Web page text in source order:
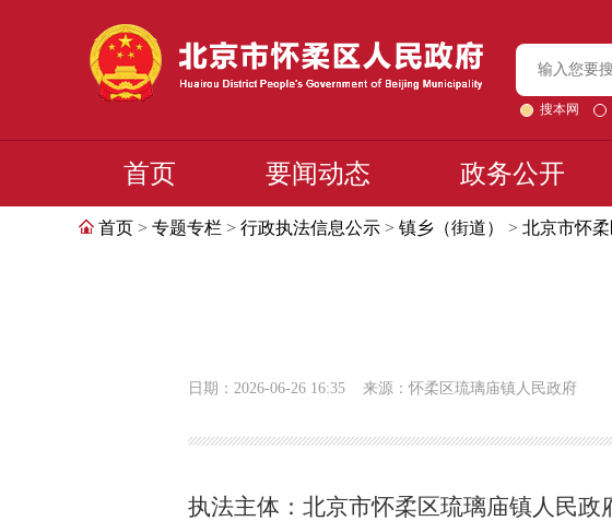
搜本网
首页 要闻动态 政务公开
首页 > 专题专栏 > 行政执法信息公示 > 镇乡（街道） > 北京市怀
日期：2026-06-26 16:35 来源：怀柔区琉璃庙镇人民政府
执法主体： 北京市怀柔区琉璃庙镇人民政